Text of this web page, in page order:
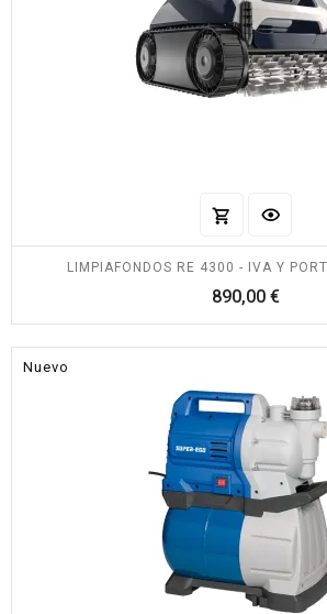
LIMPIAFONDOS RE 4300 - IVA Y
890,00 €Precio
Nuevo